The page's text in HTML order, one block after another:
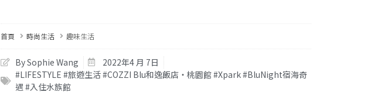
首頁 時尚生活 趣味生活
By Sophie Wang
2022年4 月 7日
#LIFESTYLE #旅遊生活 #COZZI Blu和逸飯店‧桃園館 #Xpark #BluNight宿海奇
遇 #入住水族館